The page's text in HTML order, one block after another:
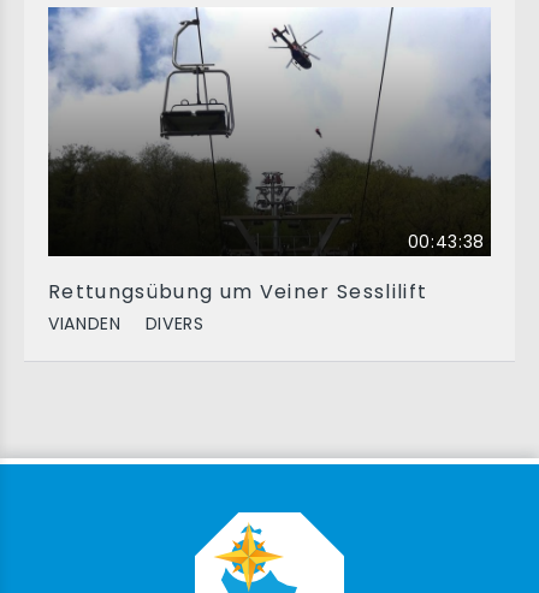
00:43:38
Rettungsübung um Veiner Sesslilift
VIANDEN DIVERS